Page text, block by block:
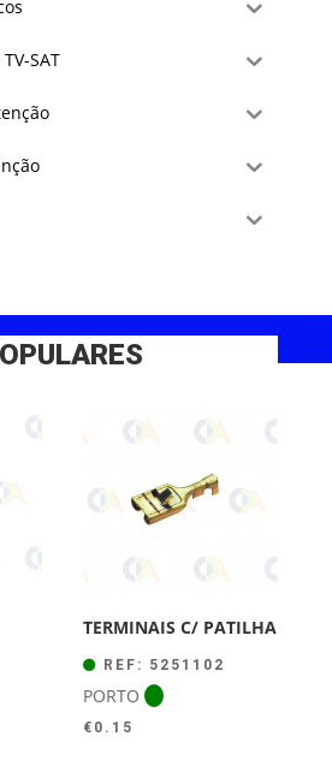
SAT
TERMINAIS C/ PATILHA
REF: 5251102
PORTO
€ 0.15